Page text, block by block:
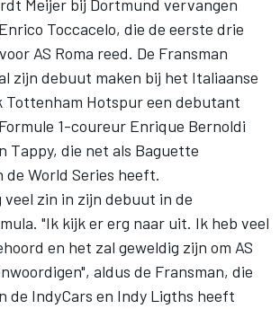
Meijer bij Dortmund vervangen
Toccacelo, die de eerste drie
AS Roma reed. De Fransman
zijn debuut maken bij het Italiaanse
Tottenham Hotspur een debutant
1-coureur Enrique Bernoldi
Tappy, die net als Baguette
World Series heeft.
zin in zijn debuut in de
"Ik kijk er erg naar uit. Ik heb veel
en het zal geweldig zijn om AS
aldus de Fransman, die
de IndyCars en Indy Ligths heeft